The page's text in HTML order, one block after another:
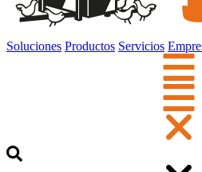
Soluciones Productos Servicios